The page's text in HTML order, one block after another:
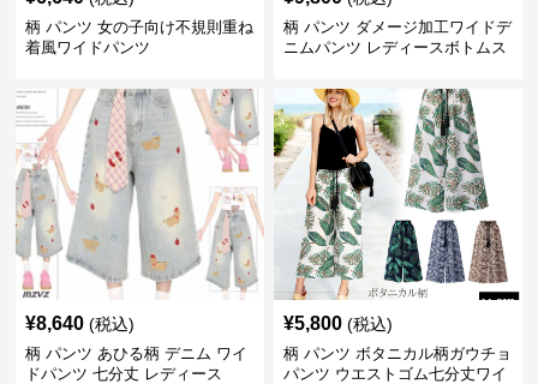
柄 パンツ 女の子向け不規則重ね
着風ワイドパンツ
柄 パンツ ダメージ加工ワイドデ
ニムパンツ レディースボトムス
¥8,640 (税込)
柄 パンツ あひる柄 デニム ワイ
ドパンツ 七分丈 レディース
¥5,800 (税込)
柄 パンツ ボタニカル柄ガウチョ
パンツ ウエストゴム七分丈ワイ